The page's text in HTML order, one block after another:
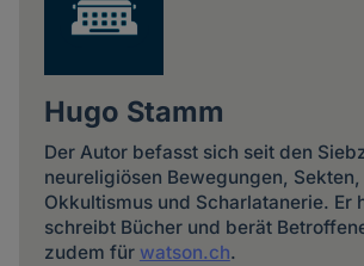
Hugo Stamm
Der Autor befasst sich seit den
neureligiösen Bewegungen, Sekten,
Okkultismus und Scharlatanerie. Er
schreibt Bücher und berät
zudem für watson.ch.